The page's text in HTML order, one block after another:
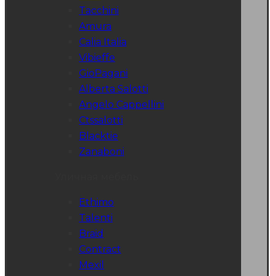
Tacchini
Amura
Calia Italia
Vibieffe
GioPagani
Alberta Salotti
Angelo Cappellini
Ctssalotti
Blacktie
Zanaboni
Ethimo
Talenti
Braid
Contract
Mexil